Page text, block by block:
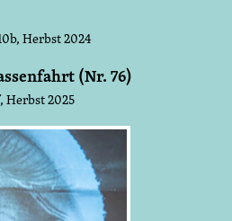
Herbst 2024
(Nr. 76)
Herbst 2025